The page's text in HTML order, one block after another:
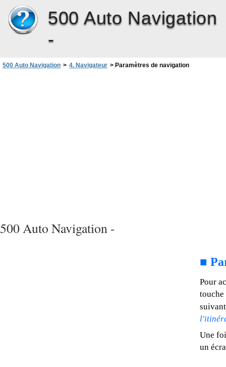
500 Auto Navigation
-
500 Auto Navigation > 4. Navigateur > Paramètres de navigation
500 Auto Navigation -
■
Pour
touche
Une
un